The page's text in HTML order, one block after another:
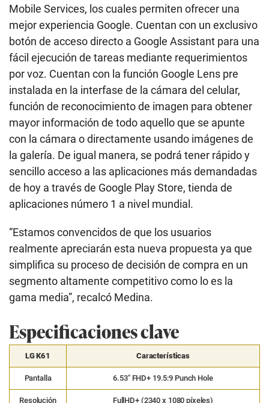
Mobile Services, los cuales permiten ofrecer una
mejor experiencia Google. Cuentan con un exclusivo
botón de acceso directo a Google Assistant para una
fácil ejecución de tareas mediante requerimientos
por voz. Cuentan con la función Google Lens pre
instalada en la interfase de la cámara del celular,
función de reconocimiento de imagen para obtener
mayor información de todo aquello que se apunte
con la cámara o directamente usando imágenes de
la galería. De igual manera, se podrá tener rápido y
sencillo acceso a las aplicaciones más demandadas
de hoy a través de Google Play Store, tienda de
aplicaciones número 1 a nivel mundial.
“Estamos convencidos de que los usuarios
realmente apreciarán esta nueva propuesta ya que
simplifica su proceso de decisión de compra en un
segmento altamente competitivo como lo es la
gama media”, recalcó Medina.
Especificaciones clave
LG K61 Características
Pantalla 6.53″ FHD+ 19.5:9 Punch Hole
Resolución FullHD+ (2340 x 1080 píxeles)